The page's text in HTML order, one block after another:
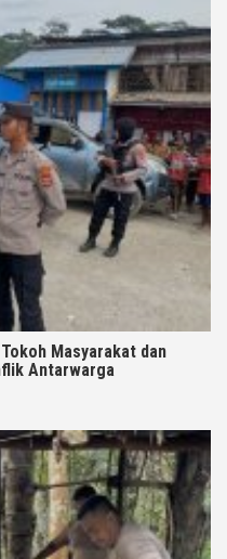
Masyarakat dan
Antarwarga